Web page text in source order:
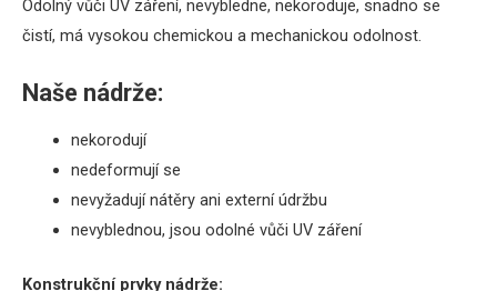
Odolný vůči UV záření, nevybledne, nekoroduje, snadno se
čistí, má vysokou chemickou a mechanickou odolnost.
Naše nádrže:
nekorodují
nedeformují se
nevyžadují nátěry ani externí údržbu
nevyblednou, jsou odolné vůči UV záření
Konstrukční prvky nádrže: